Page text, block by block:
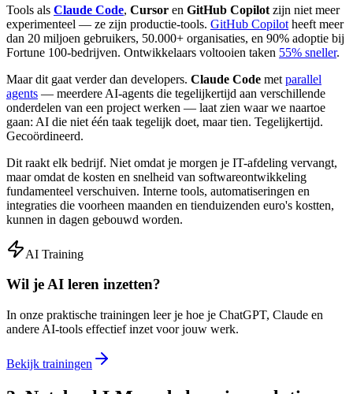
Tools als Claude Code, Cursor en GitHub Copilot zijn niet meer
experimenteel — ze zijn productie-tools. GitHub Copilot heeft meer
dan 20 miljoen gebruikers, 50.000+ organisaties, en 90% adoptie bij
Fortune 100-bedrijven. Ontwikkelaars voltooien taken 55% sneller.
Maar dit gaat verder dan developers. Claude Code met parallel
agents — meerdere AI-agents die tegelijkertijd aan verschillende
onderdelen van een project werken — laat zien waar we naartoe
gaan: AI die niet één taak tegelijk doet, maar tien. Tegelijkertijd.
Gecoördineerd.
Dit raakt elk bedrijf. Niet omdat je morgen je IT-afdeling vervangt,
maar omdat de kosten en snelheid van softwareontwikkeling
fundamenteel verschuiven. Interne tools, automatiseringen en
integraties die voorheen maanden en tienduizenden euro's kostten,
kunnen in dagen gebouwd worden.
AI Training
Wil je AI leren inzetten?
In onze praktische trainingen leer je hoe je ChatGPT, Claude en
andere AI-tools effectief inzet voor jouw werk.
Bekijk trainingen